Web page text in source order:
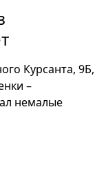
Курсанта, 9Б,
–
немалые